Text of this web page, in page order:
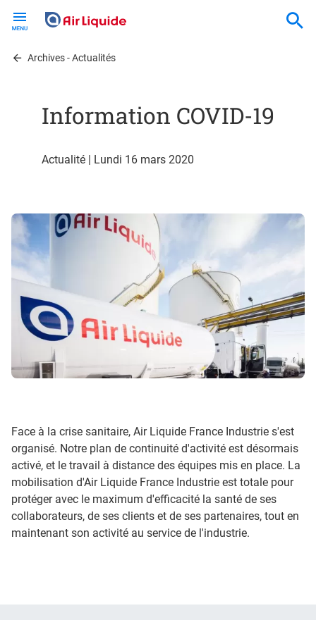
contentArchives - Actualités
Information COVID-19
Actualité | Lundi 16 mars 2020
Face à la crise sanitaire, Air Liquide France Industrie s'est
organisé. Notre plan de continuité d'activité est désormais
activé, et le travail à distance des équipes mis en place. La
mobilisation d'Air Liquide France Industrie est totale pour
protéger avec le maximum d'efficacité la santé de ses
collaborateurs, de ses clients et de ses partenaires, tout en
maintenant son activité au service de l'industrie.